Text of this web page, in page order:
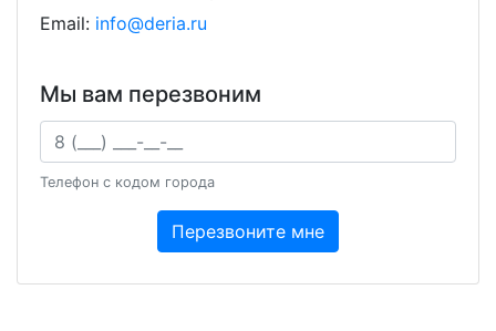
Email: info@deria.ru
Мы вам перезвоним
Ваш телефон
Телефон с кодом города
Перезвоните мне